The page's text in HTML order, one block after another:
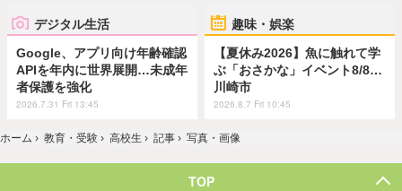
デジタル生活
Google、アプリ向け年齢確認
APIを年内に世界展開…未成年
者保護を強化
2026.7.31 Fri 13:45
趣味・娯楽
【夏休み2026】魚に触れて学
ぶ「おさかな」イベント8/8…
川崎市
2026.8.7 Fri 10:45
ホーム › 教育・受験 › 高校生 › 記事 › 写真・画像
TOP